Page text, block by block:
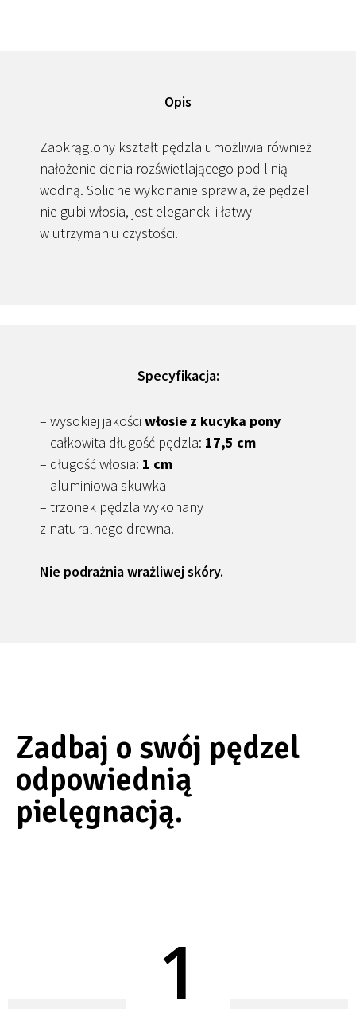
Opis
Zaokrąglony kształt pędzla umożliwia również
nałożenie cienia rozświetlającego pod linią
wodną. Solidne wykonanie sprawia, że pędzel
nie gubi włosia, jest elegancki i łatwy
w utrzymaniu czystości.
Specyfikacja:
– wysokiej jakości włosie z kucyka pony
– całkowita długość pędzla: 17,5 cm
– długość włosia: 1 cm
– aluminiowa skuwka
– trzonek pędzla wykonany
z naturalnego drewna.
Nie podrażnia wrażliwej skóry.
Zadbaj o swój pędzel
odpowiednią
pielęgnacją.
1